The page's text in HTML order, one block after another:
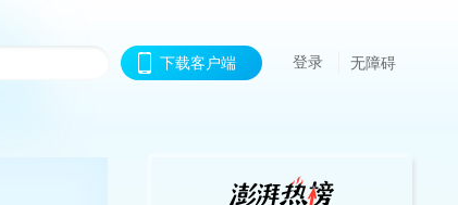
下载客户端 登录 无障碍